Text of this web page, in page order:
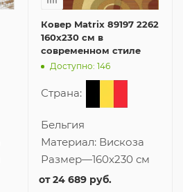
Ковер Matrix 89197 2262
160x230 см в
современном стиле
Доступно: 146
Страна:
Бельгия
Материал: Вискоза
Размер—160x230 см
от24 689 руб.